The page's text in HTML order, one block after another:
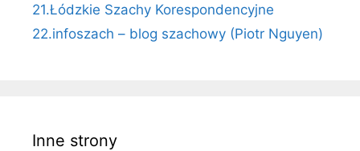
21.Łódzkie Szachy Korespondencyjne
22.infoszach – blog szachowy (Piotr Nguyen)
Inne strony